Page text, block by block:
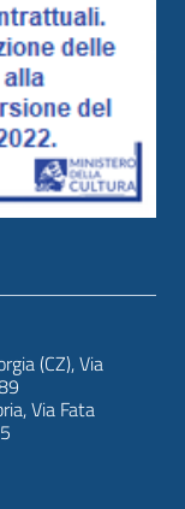
(CZ), Via
Via Fata